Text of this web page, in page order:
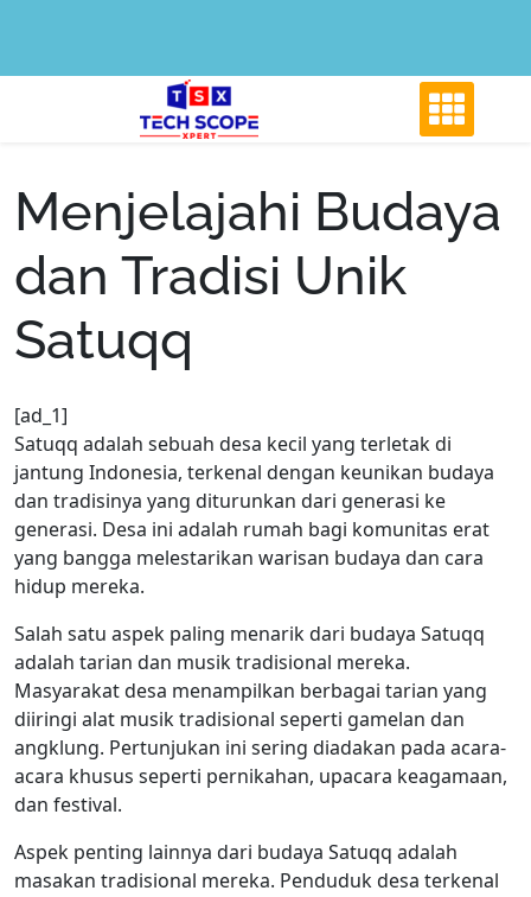
content
Menjelajahi Budaya
dan Tradisi Unik
Satuqq
[ad_1]
Satuqq adalah sebuah desa kecil yang terletak di
jantung Indonesia, terkenal dengan keunikan budaya
dan tradisinya yang diturunkan dari generasi ke
generasi. Desa ini adalah rumah bagi komunitas erat
yang bangga melestarikan warisan budaya dan cara
hidup mereka.
Salah satu aspek paling menarik dari budaya Satuqq
adalah tarian dan musik tradisional mereka.
Masyarakat desa menampilkan berbagai tarian yang
diiringi alat musik tradisional seperti gamelan dan
angklung. Pertunjukan ini sering diadakan pada acara-
acara khusus seperti pernikahan, upacara keagamaan,
dan festival.
Aspek penting lainnya dari budaya Satuqq adalah
masakan tradisional mereka. Penduduk desa terkenal